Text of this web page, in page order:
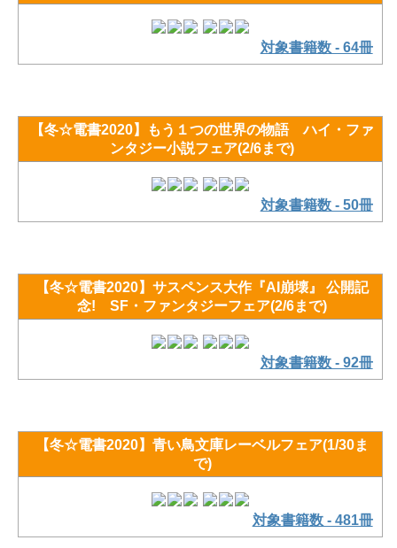
対象書籍数 - 64冊
【冬☆電書2020】もう１つの世界の物語 ハイ・ファ
ンタジー小説フェア(2/6まで)
対象書籍数 - 50冊
【冬☆電書2020】サスペンス大作『AI崩壊』 公開記
念! SF・ファンタジーフェア(2/6まで)
対象書籍数 - 92冊
【冬☆電書2020】青い鳥文庫レーベルフェア(1/30ま
で)
対象書籍数 - 481冊